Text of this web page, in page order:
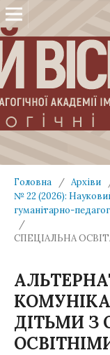
Головна / Архіви
№ 22 (2026):
гуманітарно-
/
СПЕЦІАЛЬНА
ДІТЬМИ